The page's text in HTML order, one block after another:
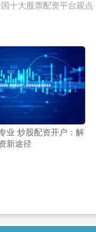
十大股票配资平台观点
业 炒股配资开户：解
新途径